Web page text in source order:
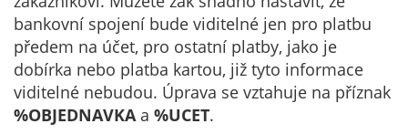
bankovní spojení bude viditelné jen pro platbu
předem na účet, pro ostatní platby, jako je
dobírka nebo platba kartou, již tyto informace
viditelné nebudou. Úprava se vztahuje na příznak
%OBJEDNAVKAa %UCET.